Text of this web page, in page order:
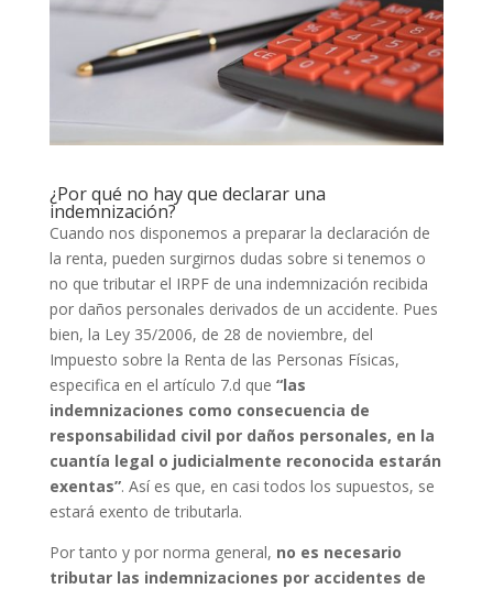
¿Por qué no hay que declarar una
indemnización?
Cuando nos disponemos a preparar la declaración de
la renta, pueden surgirnos dudas sobre si tenemos o
no que tributar el IRPF de una indemnización recibida
por daños personales derivados de un accidente. Pues
bien, la Ley 35/2006, de 28 de noviembre, del
Impuesto sobre la Renta de las Personas Físicas,
especifica en el artículo 7.d que “las
indemnizaciones como consecuencia de
responsabilidad civil por daños personales, en la
cuantía legal o judicialmente reconocida estarán
exentas”. Así es que, en casi todos los supuestos, se
estará exento de tributarla.
Por tanto y por norma general, no es necesario
tributar las indemnizaciones por accidentes de